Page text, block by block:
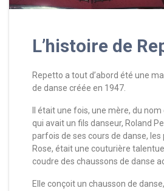
L’histoire de
Repetto a tout d’abord été une
de danse créée en 1947.
Il était une fois, une mère, du
qui avait un fils danseur, Roland
parfois de ses cours de danse, les
Rose, était une couturière
coudre des chaussons de danse
Elle conçoit un chausson de